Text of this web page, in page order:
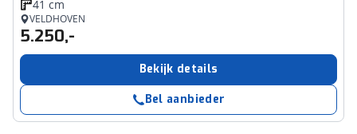
41 cm
VELDHOVEN
5.250,-
Bekijk details
Bel aanbieder